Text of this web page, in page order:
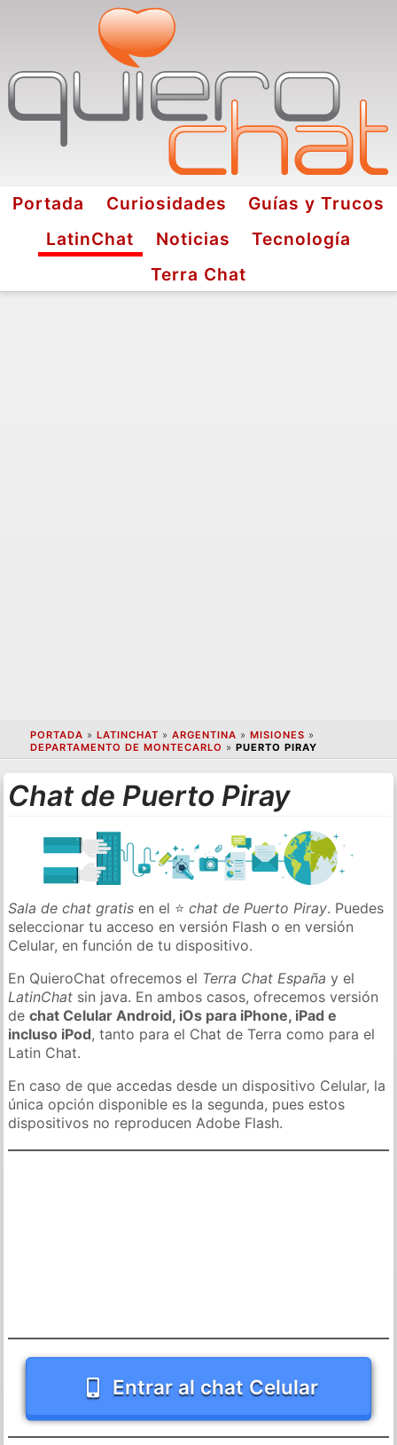
Portada Curiosidades
Guías y Trucos
LatinChat
Noticias
Tecnología
Terra Chat
PORTADA » LATINCHAT » ARGENTINA » MISIONES »
DEPARTAMENTO DE MONTECARLO » PUERTO PIRAY
Chat de Puerto Piray
Sala de chat gratis en el ⭐chat de Puerto Piray. Puedes
seleccionar tu acceso en versión Flash o en versión
Celular, en función de tu dispositivo.
En QuieroChat ofrecemos el Terra Chat España y el
LatinChat sin java. En ambos casos, ofrecemos versión
dechat Celular Android, iOs para iPhone, iPad e
incluso iPod, tanto para el Chat de Terra como para el
Latin Chat.
En caso de que accedas desde un dispositivo Celular, la
única opción disponible es la segunda, pues estos
dispositivos no reproducen Adobe Flash.
Entrar al chat Celular